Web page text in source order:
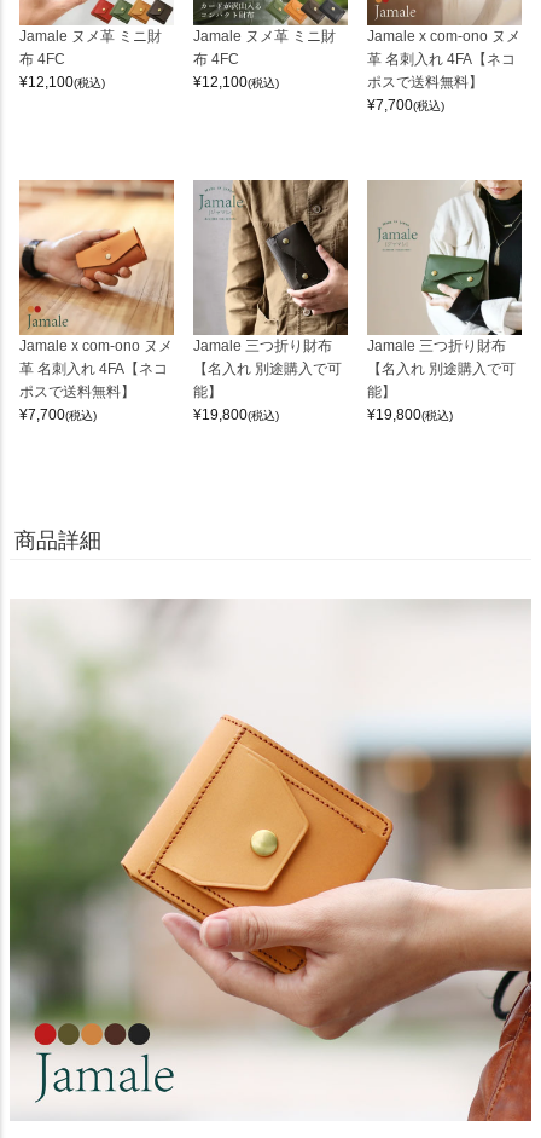
Jamale ヌメ革 ミニ財
布 4FC
¥12,100(税込)
Jamale ヌメ革 ミニ財
布 4FC
¥12,100(税込)
Jamale x com-ono ヌメ
革 名刺入れ 4FA【ネコ
ポスで送料無料】
¥7,700(税込)
Jamale x com-ono ヌメ
革 名刺入れ 4FA【ネコ
ポスで送料無料】
¥7,700(税込)
Jamale 三つ折り財布
【名入れ 別途購入で可
能】
¥19,800(税込)
Jamale 三つ折り財布
【名入れ 別途購入で可
能】
¥19,800(税込)
商品詳細